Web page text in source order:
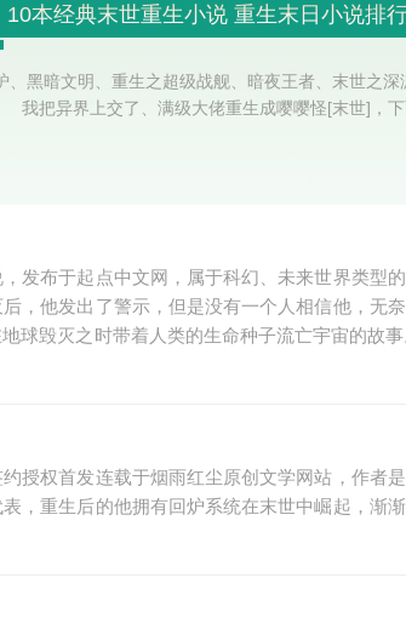
10本经典末世重生小说 重生末日小说排
黑暗文明、重生之超级战舰、暗夜王者、末世之
我把异界上交了、满级大佬重生成嘤嘤怪[末世]，下
发布于起点中文网，属于科幻、未来世界类型
，他发出了警示，但是没有一个人相信他，无
球毁灭之时带着人类的生命种子流亡宇宙的故事
授权首发连载于烟雨红尘原创文学网站，作者
，重生后的他拥有回炉系统在末世中崛起，渐